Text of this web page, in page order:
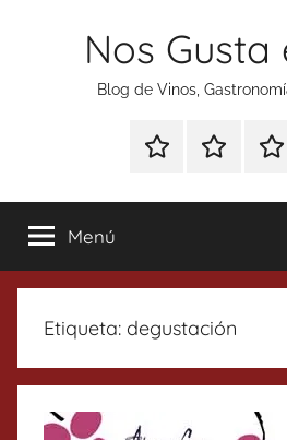
Nos Gusta
Blog de Vinos,
Especial
Tonics
Enoturismo
Menú
Etiqueta: degustación